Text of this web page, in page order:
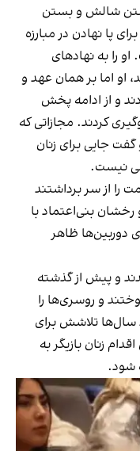
شالش و بستن
پا نهادن در مبارزه
را به نهادهای
او اما بر همان عهد و
و از ادامه پخش
کردند. مجازاتی که
گفت جایی برای زنان
نیست.
را از سر برداشتند
بنی‌اعتماد با
دوربین‌ها ظاهر
و پیش از گذشته
و روسری‌ها را
سال‌ها تلاشش برای
زنان بازیگر به
شود.